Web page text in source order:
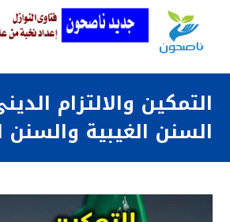
التمكين والالتزام
السنن الغيبية والسنن